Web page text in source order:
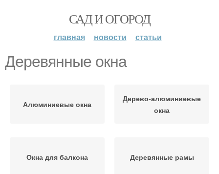
САД И ОГОРОД
главная новости статьи
Деревянные окна
Алюминиевые окна
Дерево-алюминиевые
окна
Окна для балкона Деревянные рамы